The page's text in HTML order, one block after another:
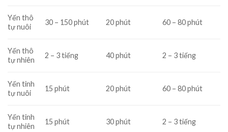
Yến thô
tự nuôi
30 – 150 phút 20 phút 60 – 80 phút
Yến thô
tự nhiên
2 – 3 tiếng 40 phút 2 – 3 tiếng
Yến tinh
tự nuôi
15 phút 20 phút 60 – 80 phút
Yến tinh
tự nhiên
15 phút 30 phút 2 – 3 tiếng